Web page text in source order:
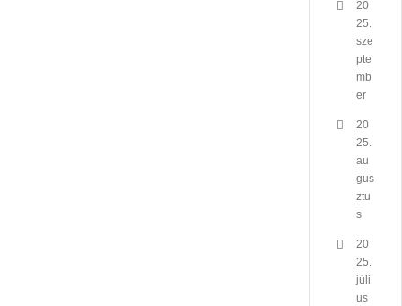
20
25.
sze
pte
mb
er
20
25.
au
gus
ztu
s
20
25.
júli
us